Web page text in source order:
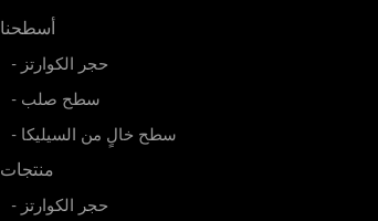
أسطحنا
- حجر الكوارتز
- سطح صلب
- سطح خالٍ من السيليكا
منتجات
- حجر الكوارتز